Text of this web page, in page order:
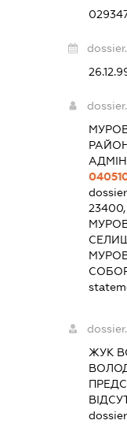
ЖУК